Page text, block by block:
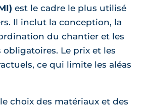
est le cadre le plus utilisé
Il inclut la conception, la
du chantier et les
obligatoires. Le prix et les
ce qui limite les aléas
choix des matériaux et des